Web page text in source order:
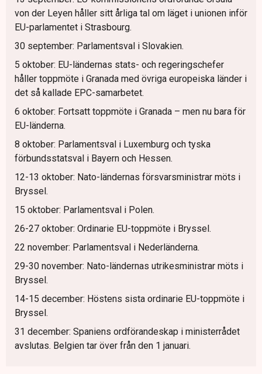
von der Leyen håller sitt årliga tal om läget i unionen inför
EU-parlamentet i Strasbourg.
30 september: Parlamentsval i Slovakien.
5 oktober: EU-ländernas stats- och regeringschefer
håller toppmöte i Granada med övriga europeiska länder i
det så kallade EPC-samarbetet.
6 oktober: Fortsatt toppmöte i Granada – men nu bara för
EU-länderna.
8 oktober: Parlamentsval i Luxemburg och tyska
förbundsstatsval i Bayern och Hessen.
12-13 oktober: Nato-ländernas försvarsministrar möts i
Bryssel.
15 oktober: Parlamentsval i Polen.
26-27 oktober: Ordinarie EU-toppmöte i Bryssel.
22 november: Parlamentsval i Nederländerna.
29-30 november: Nato-ländernas utrikesministrar möts i
Bryssel.
14-15 december: Höstens sista ordinarie EU-toppmöte i
Bryssel.
31 december: Spaniens ordförandeskap i ministerrådet
avslutas. Belgien tar över från den 1 januari.